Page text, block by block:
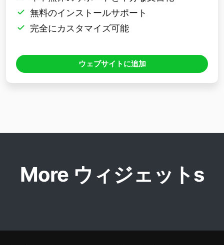
無料のインストールサポート
完全にカスタマイズ可能
ウェブサイトに追加
More ウィジェットs